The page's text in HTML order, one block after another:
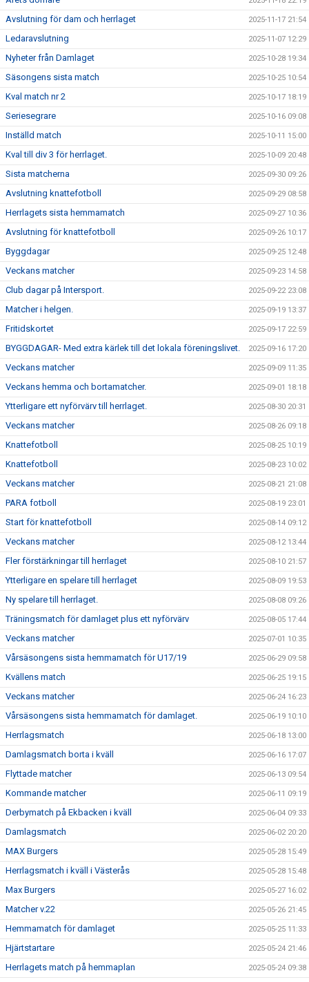
Avslutning för dam och herrlaget 2025-11-17 21:54
Ledaravslutning 2025-11-07 12:29
Nyheter från Damlaget 2025-10-28 19:34
Säsongens sista match 2025-10-25 10:54
Kval match nr 2 2025-10-17 18:19
Seriesegrare 2025-10-16 09:08
Inställd match 2025-10-11 15:00
Kval till div 3 för herrlaget. 2025-10-09 20:48
Sista matcherna 2025-09-30 09:26
Avslutning knattefotboll 2025-09-29 08:58
Herrlagets sista hemmamatch 2025-09-27 10:36
Avslutning för knattefotboll 2025-09-26 10:17
Byggdagar 2025-09-25 12:48
Veckans matcher 2025-09-23 14:58
Club dagar på Intersport. 2025-09-22 23:08
Matcher i helgen. 2025-09-19 13:37
Fritidskortet 2025-09-17 22:59
BYGGDAGAR- Med extra kärlek till det lokala föreningslivet. 2025-09-16 17:20
Veckans matcher 2025-09-09 11:35
Veckans hemma och bortamatcher. 2025-09-01 18:18
Ytterligare ett nyförvärv till herrlaget. 2025-08-30 20:31
Veckans matcher 2025-08-26 09:18
Knattefotboll 2025-08-25 10:19
Knattefotboll 2025-08-23 10:02
Veckans matcher 2025-08-21 21:08
PARA fotboll 2025-08-19 23:01
Start för knattefotboll 2025-08-14 09:12
Veckans matcher 2025-08-12 13:44
Fler förstärkningar till herrlaget 2025-08-10 21:57
Ytterligare en spelare till herrlaget 2025-08-09 19:53
Ny spelare till herrlaget. 2025-08-08 09:26
Träningsmatch för damlaget plus ett nyförvärv 2025-08-05 17:44
Veckans matcher 2025-07-01 10:35
Vårsäsongens sista hemmamatch för U17/19 2025-06-29 09:58
Kvällens match 2025-06-25 19:15
Veckans matcher 2025-06-24 16:23
Vårsäsongens sista hemmamatch för damlaget. 2025-06-19 10:10
Herrlagsmatch 2025-06-18 13:00
Damlagsmatch borta i kväll 2025-06-16 17:07
Flyttade matcher 2025-06-13 09:54
Kommande matcher 2025-06-11 09:19
Derbymatch på Ekbacken i kväll 2025-06-04 09:33
Damlagsmatch 2025-06-02 20:20
MAX Burgers 2025-05-28 15:49
Herrlagsmatch i kväll i Västerås 2025-05-28 15:48
Max Burgers 2025-05-27 16:02
Matcher v.22 2025-05-26 21:45
Hemmamatch för damlaget 2025-05-25 11:33
Hjärtstartare 2025-05-24 21:46
Herrlagets match på hemmaplan 2025-05-24 09:38